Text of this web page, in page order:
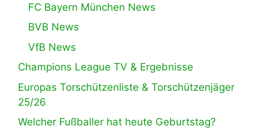
FC Bayern München News
BVB News
VfB News
Champions League TV & Ergebnisse
Europas Torschützenliste & Torschützenjäger
25/26
Welcher Fußballer hat heute Geburtstag?